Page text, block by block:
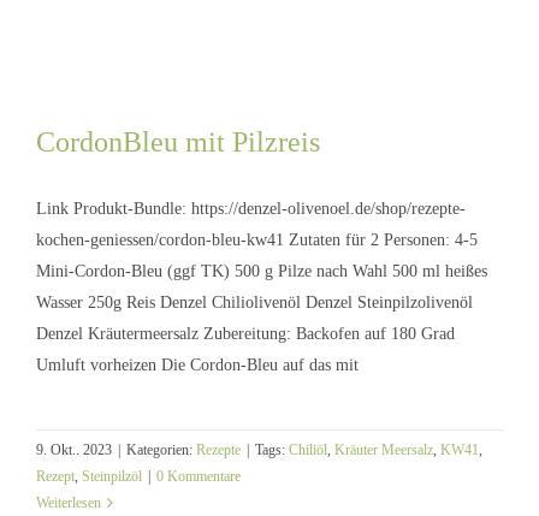
CordonBleu mit Pilzreis
CordonBleu mit Pilzreis
Link Produkt-Bundle: https://denzel-olivenoel.de/shop/rezepte-
kochen-geniessen/cordon-bleu-kw41 Zutaten für 2 Personen: 4-5
Mini-Cordon-Bleu (ggf TK) 500 g Pilze nach Wahl 500 ml heißes
Wasser 250g Reis Denzel Chiliolivenöl Denzel Steinpilzolivenöl
Denzel Kräutermeersalz Zubereitung: Backofen auf 180 Grad
Umluft vorheizen Die Cordon-Bleu auf das mit
9. Okt.. 2023 | Kategorien: Rezepte | Tags: Chiliöl Kräuter Meersalz KW41
Rezept Steinpilzöl | 0 Kommentare
Weiterlesen